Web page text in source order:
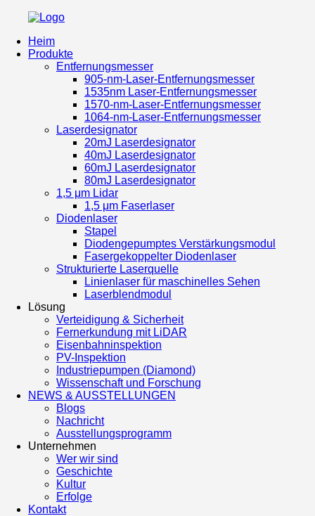
Heim
Produkte
Entfernungsmesser
905-nm-Laser-Entfernungsmesser
1535nm Laser-Entfernungsmesser
1570-nm-Laser-Entfernungsmesser
1064-nm-Laser-Entfernungsmesser
Laserdesignator
20mJ Laserdesignator
40mJ Laserdesignator
60mJ Laserdesignator
80mJ Laserdesignator
1,5 μm Lidar
1,5 μm Faserlaser
Diodenlaser
Stapel
Diodengepumptes Verstärkungsmodul
Fasergekoppelter Diodenlaser
Strukturierte Laserquelle
Linienlaser für maschinelles Sehen
Laserblendmodul
Lösung
Verteidigung & Sicherheit
Fernerkundung mit LiDAR
Eisenbahninspektion
PV-Inspektion
Industriepumpen (Diamond)
Wissenschaft und Forschung
NEWS & AUSSTELLUNGEN
Blogs
Nachricht
Ausstellungsprogramm
Unternehmen
Wer wir sind
Geschichte
Kultur
Erfolge
Kontakt